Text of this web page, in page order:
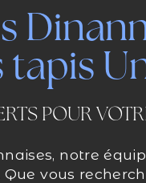
tapis
POUR
notre
vous